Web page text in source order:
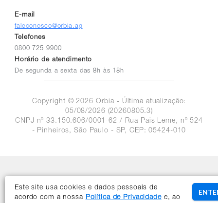
Este site usa cookies e dados pessoais de
acordo com a nossa Política de Privacidadee, ao
E-mail
faleconosco@orbia.ag
Telefones
0800 725 9900
Horário de atendimento
De segunda a sexta das 8h às 18h
Copyright © 2026 Orbia - Última atualização:
05/08/2026 (20260805.3)
CNPJ nº 33.150.606/0001-62 / Rua Pais Leme, nº 524
- Pinheiros, São Paulo - SP, CEP: 05424-010